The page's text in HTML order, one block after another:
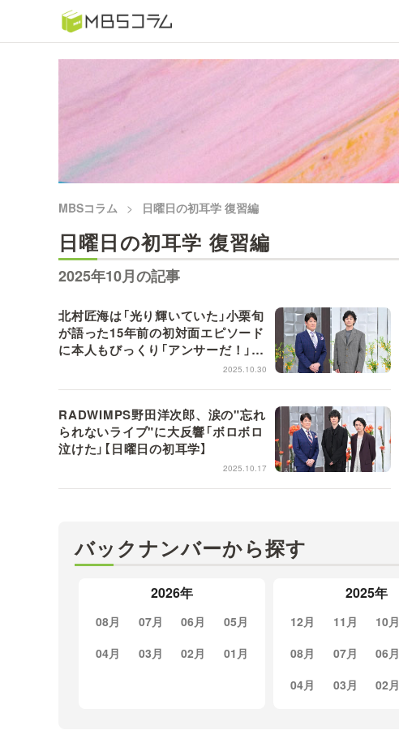
番組コラムから探す
日曜日の初耳学 復習編
もう一度楽しむプレバト
推しといつまでも
何が起こるかホンマにわからん！？「ごぶごぶ」のトリ
セツ
5分で読める！教えてもらう前と後
MBSコラム 日曜日の初耳学 復習編
日曜日の初耳学 復習編
2025年10月の記事
北村匠海は「光り輝いていた」小栗旬
が語った15年前の初対面エピソード
に本人もびっくり「アンサーだ！」
2025.10.30
RADWIMPS野田洋次郎、涙の"忘れ
られないライブ"に大反響「ボロボロ
泣けた」【日曜日の初耳学】
2025.10.17
バックナンバーから探す
2026年
08月 07月 06月
05月
04月
03月 02月 01月
2025年
12月 11月 10月
08月
07月 06月
04月
03月 02月